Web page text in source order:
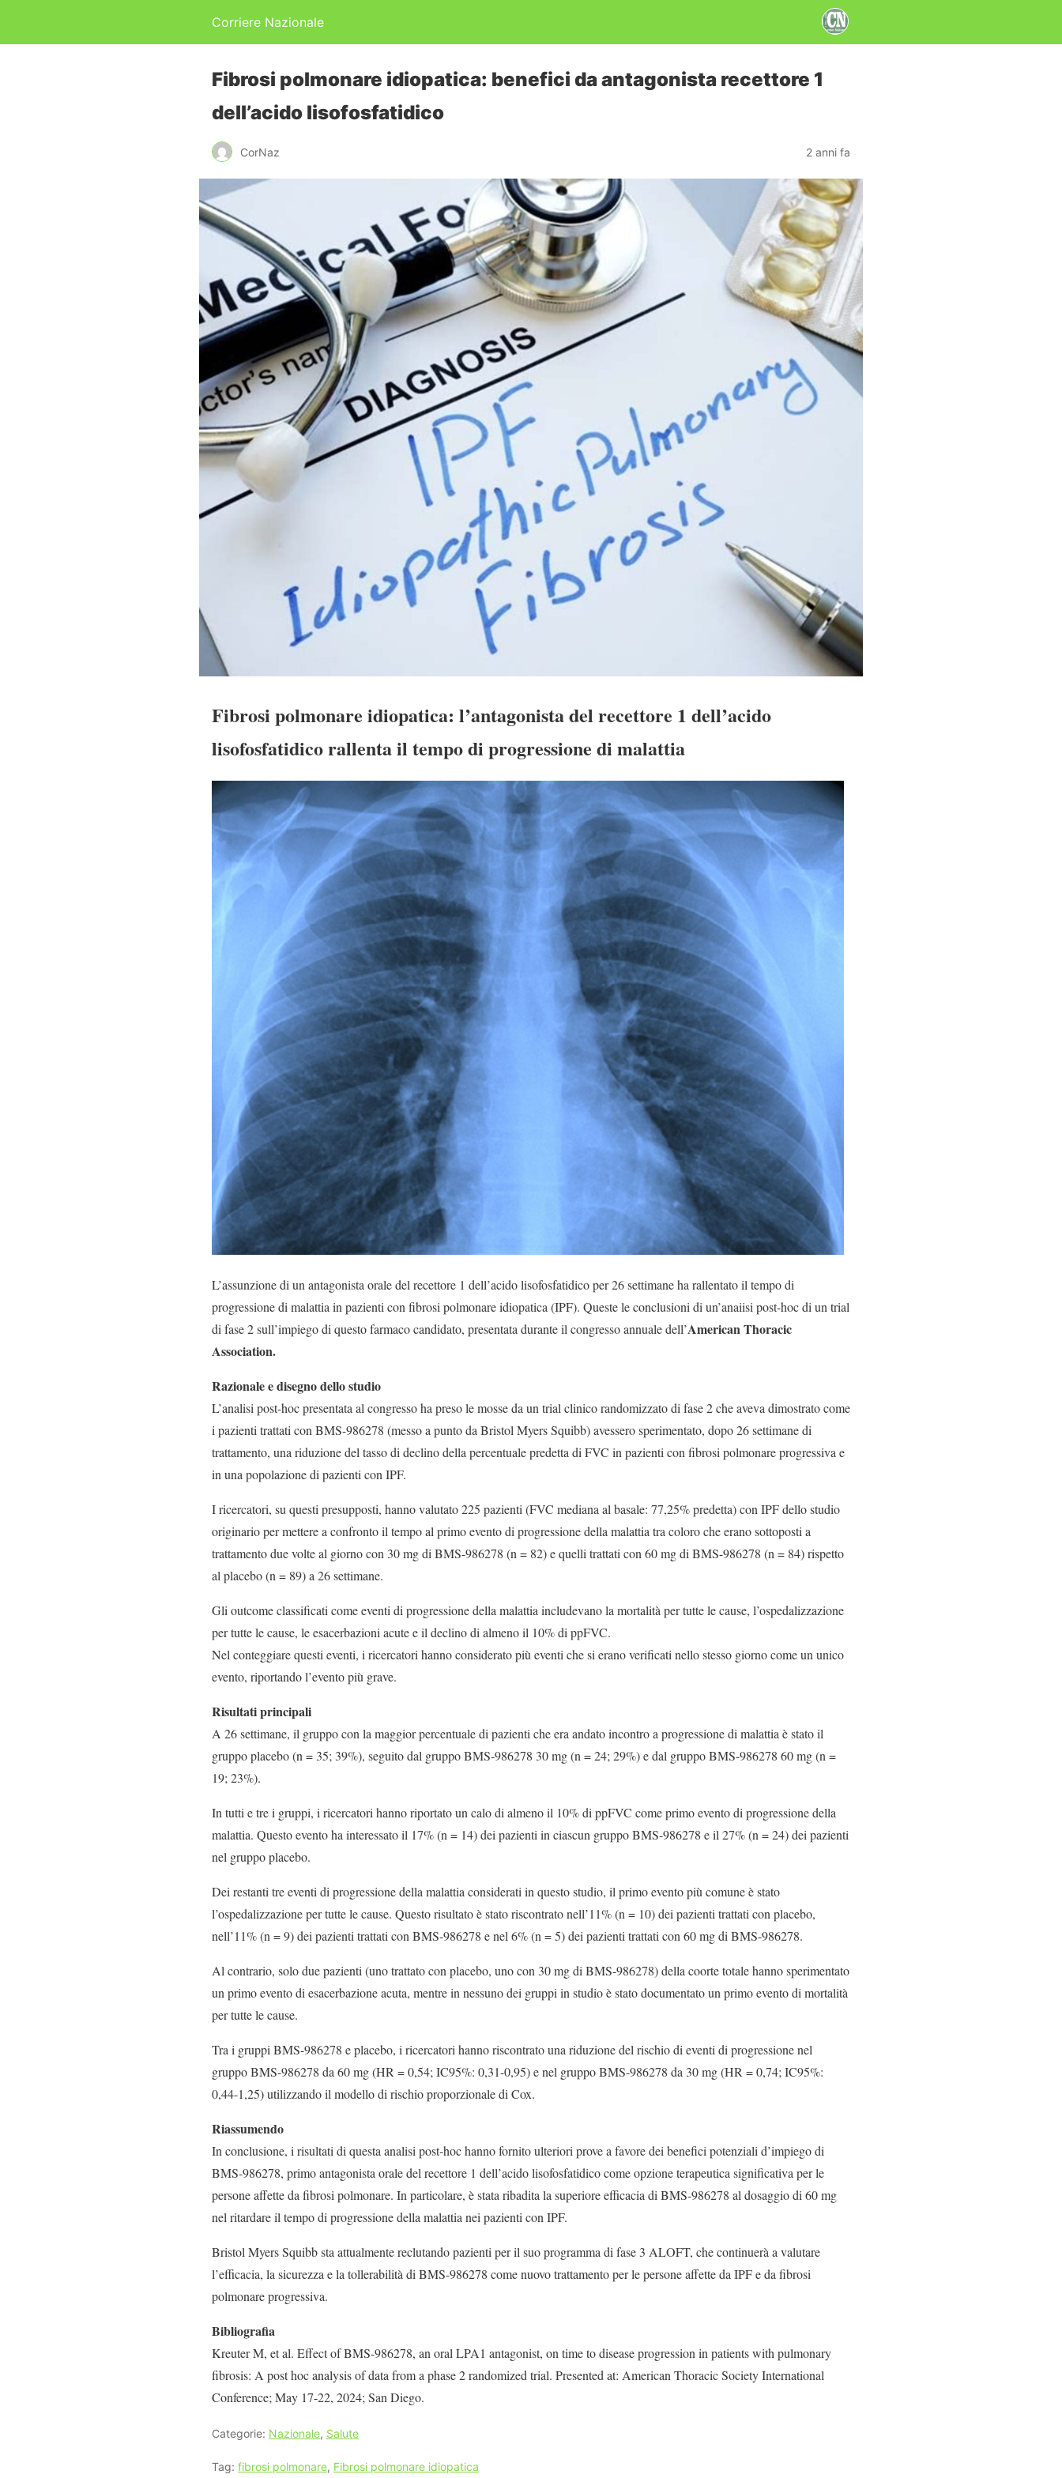
Corriere Nazionale
Fibrosi polmonare idiopatica: benefici da antagonista recettore 1
dell’acido lisofosfatidico
CorNaz 2 anni fa
Fibrosi polmonare idiopatica: l’antagonista del recettore 1 dell’acido
lisofosfatidico rallenta il tempo di progressione di malattia
L’assunzione di un antagonista orale del recettore 1 dell’acido lisofosfatidico per 26 settimane ha rallentato il tempo di
progressione di malattia in pazienti con fibrosi polmonare idiopatica (IPF). Queste le conclusioni di un’anaiisi post-hoc di un trial
di fase 2 sull’impiego di questo farmaco candidato, presentata durante il congresso annuale dell’American Thoracic
Association.
Razionale e disegno dello studio
L’analisi post-hoc presentata al congresso ha preso le mosse da un trial clinico randomizzato di fase 2 che aveva dimostrato come
i pazienti trattati con BMS-986278 (messo a punto da Bristol Myers Squibb) avessero sperimentato, dopo 26 settimane di
trattamento, una riduzione del tasso di declino della percentuale predetta di FVC in pazienti con fibrosi polmonare progressiva e
in una popolazione di pazienti con IPF.
I ricercatori, su questi presupposti, hanno valutato 225 pazienti (FVC mediana al basale: 77,25% predetta) con IPF dello studio
originario per mettere a confronto il tempo al primo evento di progressione della malattia tra coloro che erano sottoposti a
trattamento due volte al giorno con 30 mg di BMS-986278 (n = 82) e quelli trattati con 60 mg di BMS-986278 (n = 84) rispetto
al placebo (n = 89) a 26 settimane.
Gli outcome classificati come eventi di progressione della malattia includevano la mortalità per tutte le cause, l’ospedalizzazione
per tutte le cause, le esacerbazioni acute e il declino di almeno il 10% di ppFVC.
Nel conteggiare questi eventi, i ricercatori hanno considerato più eventi che si erano verificati nello stesso giorno come un unico
evento, riportando l’evento più grave.
Risultati principali
A 26 settimane, il gruppo con la maggior percentuale di pazienti che era andato incontro a progressione di malattia è stato il
gruppo placebo (n = 35; 39%), seguito dal gruppo BMS-986278 30 mg (n = 24; 29%) e dal gruppo BMS-986278 60 mg (n =
19; 23%).
In tutti e tre i gruppi, i ricercatori hanno riportato un calo di almeno il 10% di ppFVC come primo evento di progressione della
malattia. Questo evento ha interessato il 17% (n = 14) dei pazienti in ciascun gruppo BMS-986278 e il 27% (n = 24) dei pazienti
nel gruppo placebo.
Dei restanti tre eventi di progressione della malattia considerati in questo studio, il primo evento più comune è stato
l’ospedalizzazione per tutte le cause. Questo risultato è stato riscontrato nell’11% (n = 10) dei pazienti trattati con placebo,
nell’11% (n = 9) dei pazienti trattati con BMS-986278 e nel 6% (n = 5) dei pazienti trattati con 60 mg di BMS-986278.
Al contrario, solo due pazienti (uno trattato con placebo, uno con 30 mg di BMS-986278) della coorte totale hanno sperimentato
un primo evento di esacerbazione acuta, mentre in nessuno dei gruppi in studio è stato documentato un primo evento di mortalità
per tutte le cause.
Tra i gruppi BMS-986278 e placebo, i ricercatori hanno riscontrato una riduzione del rischio di eventi di progressione nel
gruppo BMS-986278 da 60 mg (HR = 0,54; IC95%: 0,31-0,95) e nel gruppo BMS-986278 da 30 mg (HR = 0,74; IC95%:
0,44-1,25) utilizzando il modello di rischio proporzionale di Cox.
Riassumendo
In conclusione, i risultati di questa analisi post-hoc hanno fornito ulteriori prove a favore dei benefici potenziali d’impiego di
BMS-986278, primo antagonista orale del recettore 1 dell’acido lisofosfatidico come opzione terapeutica significativa per le
persone affette da fibrosi polmonare. In particolare, è stata ribadita la superiore efficacia di BMS-986278 al dosaggio di 60 mg
nel ritardare il tempo di progressione della malattia nei pazienti con IPF.
Bristol Myers Squibb sta attualmente reclutando pazienti per il suo programma di fase 3 ALOFT, che continuerà a valutare
l’efficacia, la sicurezza e la tollerabilità di BMS-986278 come nuovo trattamento per le persone affette da IPF e da fibrosi
polmonare progressiva.
Bibliografia
Kreuter M, et al. Effect of BMS-986278, an oral LPA1 antagonist, on time to disease progression in patients with pulmonary
fibrosis: A post hoc analysis of data from a phase 2 randomized trial. Presented at: American Thoracic Society International
Conference; May 17-22, 2024; San Diego.
Categorie: Nazionale, Salute
Tag: fibrosi polmonare, Fibrosi polmonare idiopatica